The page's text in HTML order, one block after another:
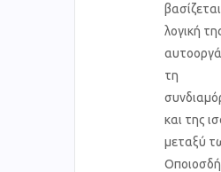
λογική
τη
και της
μεταξύ